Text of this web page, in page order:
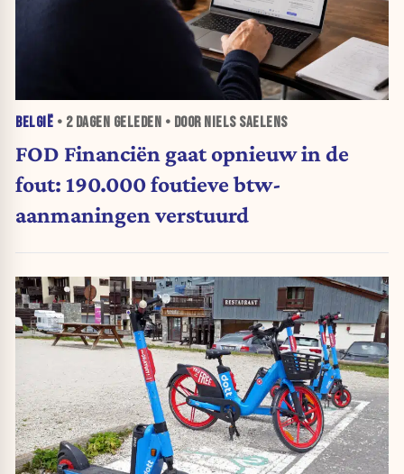
BELGIË • 2 DAGEN GELEDEN • DOOR NIELS SAELENS
FOD Financiën gaat opnieuw in de
fout: 190.000 foutieve btw-
aanmaningen verstuurd